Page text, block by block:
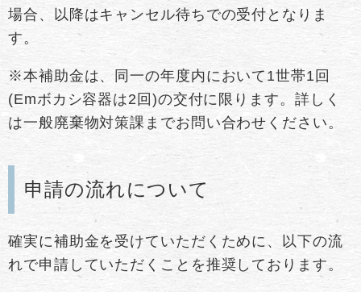
場合、以降はキャンセル待ちでの受付となりま
す。​
※本補助金は、同一の年度内において1世帯1回
(Emボカシ容器は2回)の交付に限ります。詳しく
は一般廃棄物対策課までお問い合わせください。
申請の流れについて
確実に補助金を受けていただくために、以下の流
れで申請していただくことを推奨しております。